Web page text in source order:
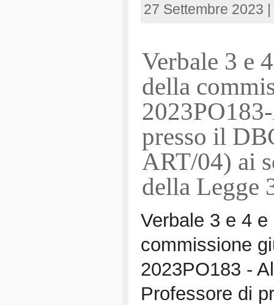
27 Settembre 2023 |
Verbale 3 e
della
presso il
ART/04) ai
della Legge
Verbale 3 e 4
commissione
2023PO183 -
Professore di